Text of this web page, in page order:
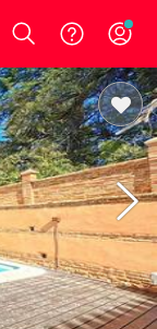
Login